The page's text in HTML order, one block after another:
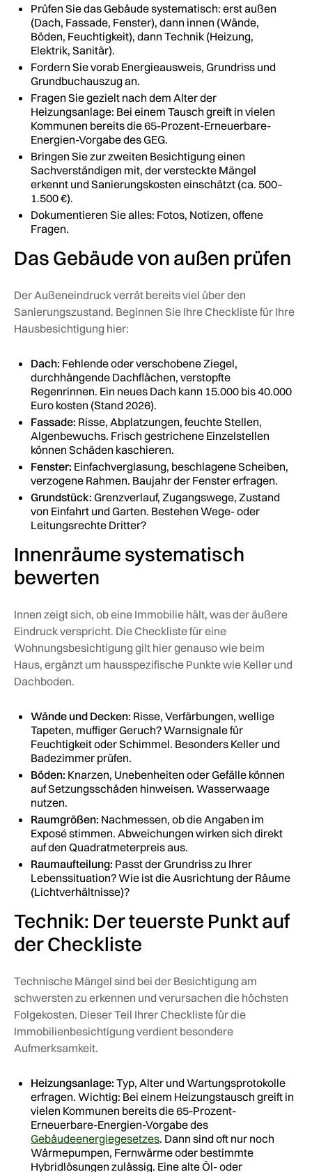
Prüfen Sie das Gebäude systematisch: erst außen
(Dach, Fassade, Fenster), dann innen (Wände,
Böden, Feuchtigkeit), dann Technik (Heizung,
Elektrik, Sanitär).
Fordern Sie vorab Energieausweis, Grundriss und
Grundbuchauszug an.
Fragen Sie gezielt nach dem Alter der
Heizungsanlage: Bei einem Tausch greift in vielen
Kommunen bereits die 65-Prozent-Erneuerbare-
Energien-Vorgabe des GEG.
Bringen Sie zur zweiten Besichtigung einen
Sachverständigen mit, der versteckte Mängel
erkennt und Sanierungskosten einschätzt (ca. 500–
1.500 €).
Dokumentieren Sie alles: Fotos, Notizen, offene
Fragen.
Das Gebäude von außen prüfen
Der Außeneindruck verrät bereits viel über den
Sanierungszustand. Beginnen Sie Ihre Checkliste für Ihre
Hausbesichtigung hier:
Dach: Fehlende oder verschobene Ziegel,
durchhängende Dachflächen, verstopfte
Regenrinnen. Ein neues Dach kann 15.000 bis 40.000
Euro kosten (Stand 2026).
Fassade: Risse, Abplatzungen, feuchte Stellen,
Algenbewuchs. Frisch gestrichene Einzelstellen
können Schäden kaschieren.
Fenster: Einfachverglasung, beschlagene Scheiben,
verzogene Rahmen. Baujahr der Fenster erfragen.
Grundstück: Grenzverlauf, Zugangswege, Zustand
von Einfahrt und Garten. Bestehen Wege- oder
Leitungsrechte Dritter?
Innenräume systematisch
bewerten
Innen zeigt sich, ob eine Immobilie hält, was der äußere
Eindruck verspricht. Die Checkliste für eine
Wohnungsbesichtigung gilt hier genauso wie beim
Haus, ergänzt um hausspezifische Punkte wie Keller und
Dachboden.
Wände und Decken: Risse, Verfärbungen, wellige
Tapeten, muffiger Geruch? Warnsignale für
Feuchtigkeit oder Schimmel. Besonders Keller und
Badezimmer prüfen.
Böden: Knarzen, Unebenheiten oder Gefälle können
auf Setzungsschäden hinweisen. Wasserwaage
nutzen.
Raumgrößen: Nachmessen, ob die Angaben im
Exposé stimmen. Abweichungen wirken sich direkt
auf den Quadratmeterpreis aus.
Raumaufteilung: Passt der Grundriss zu Ihrer
Lebenssituation? Wie ist die Ausrichtung der Räume
(Lichtverhältnisse)?
Technik: Der teuerste Punkt auf
der Checkliste
Technische Mängel sind bei der Besichtigung am
schwersten zu erkennen und verursachen die höchsten
Folgekosten. Dieser Teil Ihrer Checkliste für die
Immobilienbesichtigung verdient besondere
Aufmerksamkeit.
Heizungsanlage: Typ, Alter und Wartungsprotokolle
erfragen. Wichtig: Bei einem Heizungstausch greift in
vielen Kommunen bereits die 65-Prozent-
Erneuerbare-Energien-Vorgabe des
Gebäudeenergiegesetzes. Dann sind oft nur noch
Wärmepumpen, Fernwärme oder bestimmte
Hybridlösungen zulässig. Eine alte Öl- oder